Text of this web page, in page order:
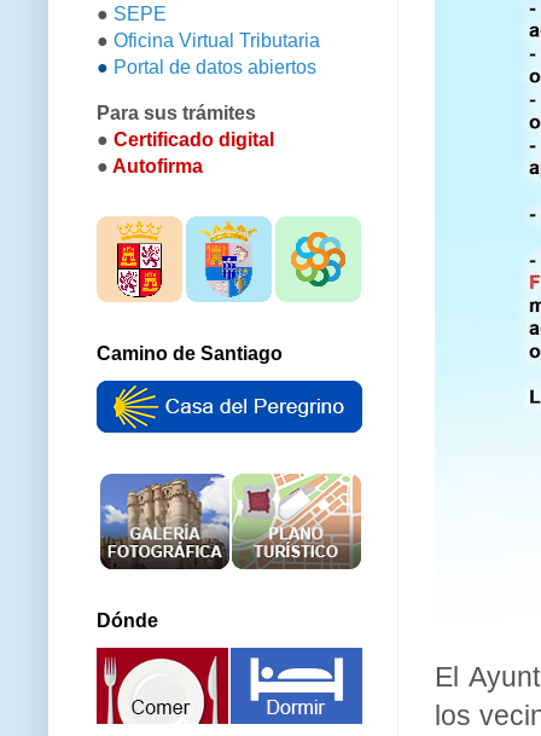
El
los
● SEPE
● Oficina Virtual Tributaria
● Portal de datos abiertos
Para sus trámites
● Certificado digital
● Autofirma
Camino de Santiago
Dónde